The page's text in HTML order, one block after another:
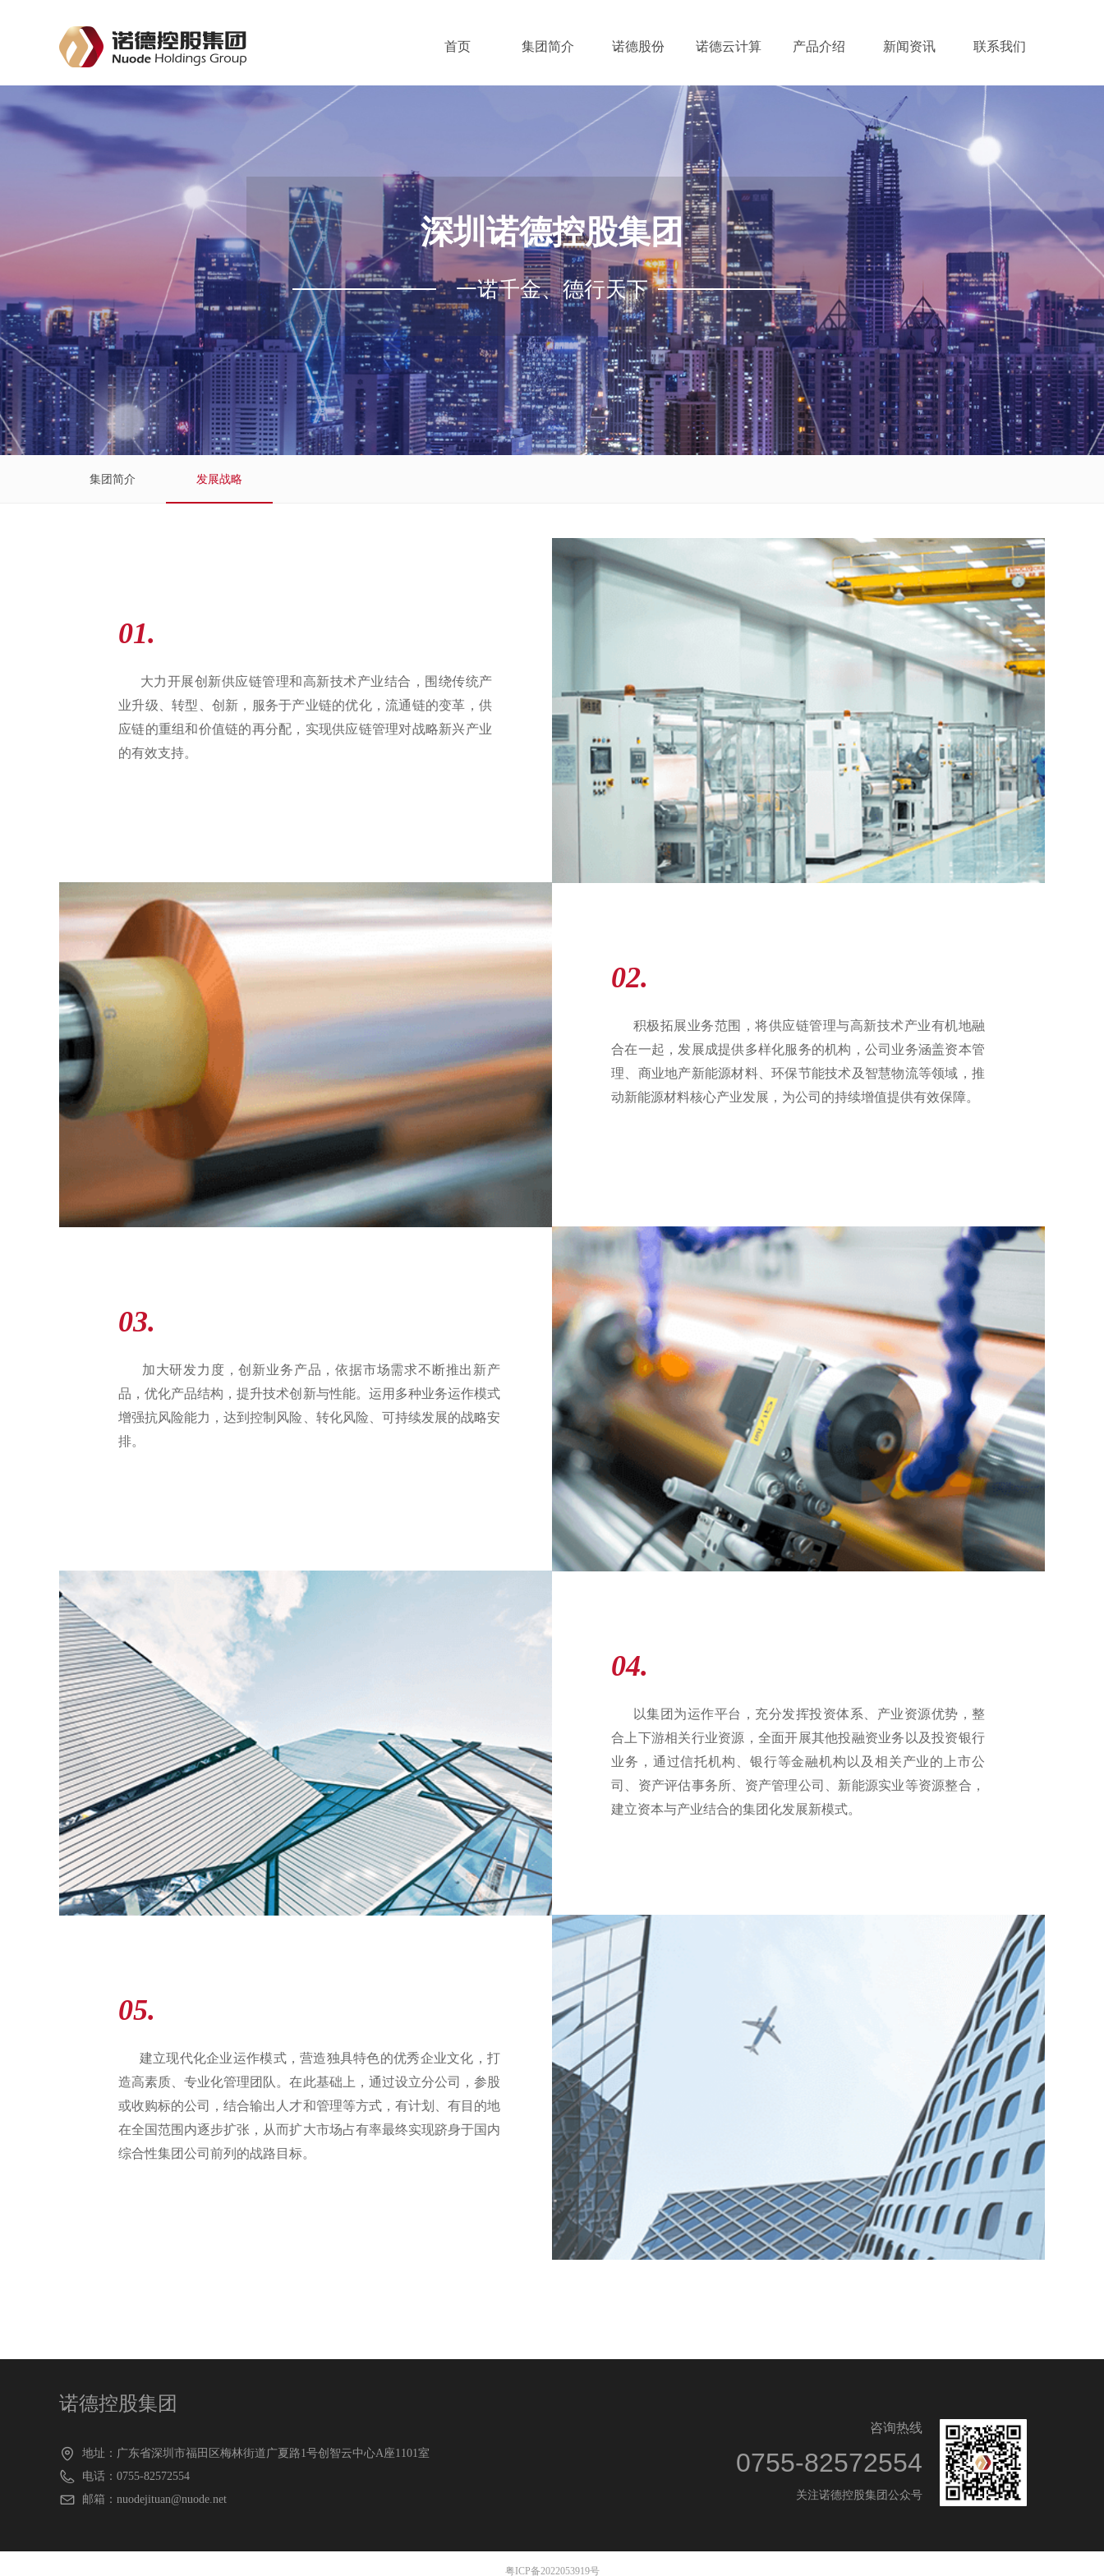
首页 集团简介 诺德股份 诺德云计算 产品介绍 新闻资讯 联系我们
深圳诺德控股集团
一诺千金、德行天下
集团简介 发展战略
01.
大力开展创新供应链管理和高新技术产业结合，围绕传统产
业升级、转型、创新，服务于产业链的优化，流通链的变革，供
应链的重组和价值链的再分配，实现供应链管理对战略新兴产业
的有效支持。
02.
积极拓展业务范围，将供应链管理与高新技术产业有机地融
合在一起，发展成提供多样化服务的机构，公司业务涵盖资本管
理、商业地产新能源材料、环保节能技术及智慧物流等领域，推
动新能源材料核心产业发展，为公司的持续增值提供有效保障。
03.
加大研发力度，创新业务产品，依据市场需求不断推出新产
品，优化产品结构，提升技术创新与性能。运用多种业务运作模式
增强抗风险能力，达到控制风险、转化风险、可持续发展的战略安
排。
04.
以集团为运作平台，充分发挥投资体系、产业资源优势，整
合上下游相关行业资源，全面开展其他投融资业务以及投资银行
业务，通过信托机构、银行等金融机构以及相关产业的上市公
司、资产评估事务所、资产管理公司、新能源实业等资源整合，
建立资本与产业结合的集团化发展新模式。
05.
建立现代化企业运作模式，营造独具特色的优秀企业文化，打
造高素质、专业化管理团队。在此基础上，通过设立分公司，参股
或收购标的公司，结合输出人才和管理等方式，有计划、有目的地
在全国范围内逐步扩张，从而扩大市场占有率最终实现跻身于国内
综合性集团公司前列的战路目标。
地址： 广东省深圳市福田区梅林街道广夏路1号创智云中心A座1101室
电话： 0755-82572554
邮箱： nuodejituan@nuode.net
咨询热线
0755-82572554
关注诺德控股集团公众号
诺德控股集团
粤ICP备2022053919号